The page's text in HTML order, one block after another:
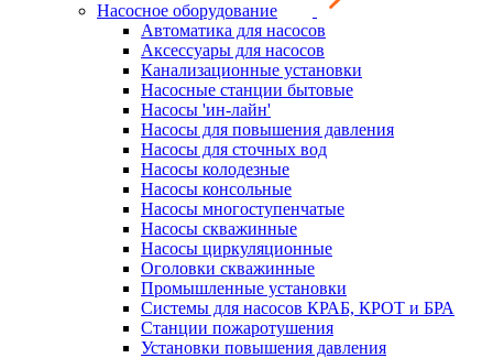
Насосное оборудование
Автоматика для насосов
Аксессуары для насосов
Канализационные установки
Насосные станции бытовые
Насосы 'ин-лайн'
Насосы для повышения давления
Насосы для сточных вод
Насосы колодезные
Насосы консольные
Насосы многоступенчатые
Насосы скважинные
Насосы циркуляционные
Оголовки скважинные
Промышленные установки
Системы для насосов КРАБ, КРОТ и БРА
Станции пожаротушения
Установки повышения давления